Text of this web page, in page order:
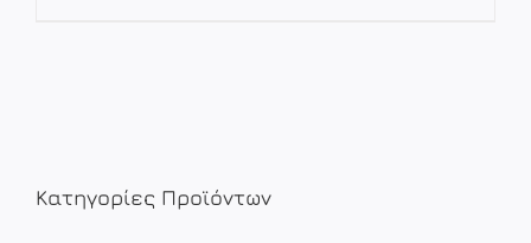
Κατηγορίες Προϊόντων